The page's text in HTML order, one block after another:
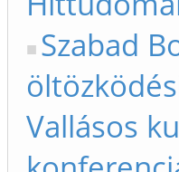
Szabad
Vallásos